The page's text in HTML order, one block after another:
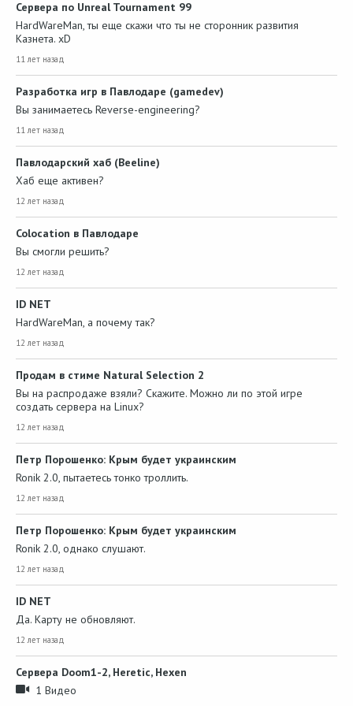
Сервера по Unreal Tournament 99
HardWareMan, ты еще скажи что ты не сторонник развития
Казнета. xD
11 лет назад
Разработка игр в Павлодаре (gamedev)
Вы занимаетесь Reverse-engineering?
11 лет назад
Павлодарский хаб (Beeline)
Хаб еще активен?
12 лет назад
Colocation в Павлодаре
Вы смогли решить?
12 лет назад
ID NET
HardWareMan, а почему так?
12 лет назад
Продам в стиме Natural Selection 2
Вы на распродаже взяли? Скажите. Можно ли по этой игре
создать сервера на Linux?
12 лет назад
Петр Порошенко: Крым будет украинским
Ronik 2.0, пытаетесь тонко троллить.
12 лет назад
Петр Порошенко: Крым будет украинским
Ronik 2.0, однако слушают.
12 лет назад
ID NET
Да. Карту не обновляют.
12 лет назад
Сервера Doom1-2, Heretic, Hexen
1 Видео